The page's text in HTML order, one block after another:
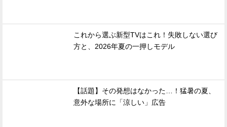
これから選ぶ新型TVはこれ！失敗しない選び
方と、2026年夏の一押しモデル
【話題】その発想はなかった…！猛暑の夏、
意外な場所に「涼しい」広告